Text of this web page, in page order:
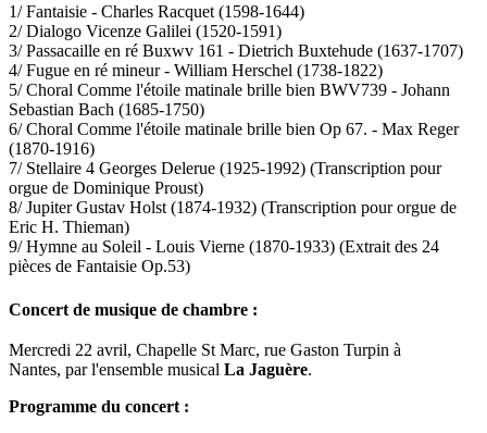
1/ Fantaisie - Charles Racquet (1598-1644)
2/ Dialogo Vicenze Galilei (1520-1591)
3/ Passacaille en ré Buxwv 161 - Dietrich Buxtehude (1637-1707)
4/ Fugue en ré mineur - William Herschel (1738-1822)
5/ Choral Comme l'étoile matinale brille bien BWV739 - Johann
Sebastian Bach (1685-1750)
6/ Choral Comme l'étoile matinale brille bien Op 67. - Max Reger
(1870-1916)
7/ Stellaire 4 Georges Delerue (1925-1992) (Transcription pour
orgue de Dominique Proust)
8/ Jupiter Gustav Holst (1874-1932) (Transcription pour orgue de
Eric H. Thieman)
9/ Hymne au Soleil - Louis Vierne (1870-1933) (Extrait des 24
pièces de Fantaisie Op.53)
Concert de musique de chambre :
Mercredi 22 avril, Chapelle St Marc, rue Gaston Turpin à
Nantes, par l'ensemble musical La Jaguère.
Programme du concert :